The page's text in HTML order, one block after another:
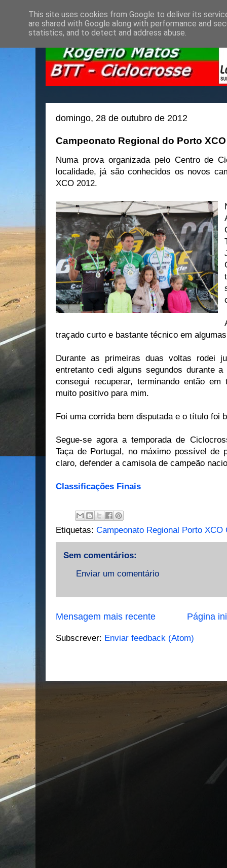
domingo, 28 de outubro de 2012
Campeonato Regional do Porto
Numa prova organizada pelo Centro de
localidade, já são conhecidos os novos
XCO 2012.
traçado curto e bastante técnico em
Durante as primeiras duas voltas rodei
entretanto cedi alguns segundos durante
consegui recuperar, terminando então
muito positivo para mim.
Foi uma corrida bem disputada e o título foi
Segue-se agora a temporada de
Taça de Portugal, no máximo possível de
claro, defender a camisola de campeão
Classificações Finais
Etiquetas: Campeonato Regional Porto XCO
Sem comentários:
Enviar um comentário
Mensagem mais recente Página
Subscrever: Enviar feedback (Atom)
This site uses cookies from Google to deliver its
are shared with Google along with performance and
statistics, and to detect and address abuse.